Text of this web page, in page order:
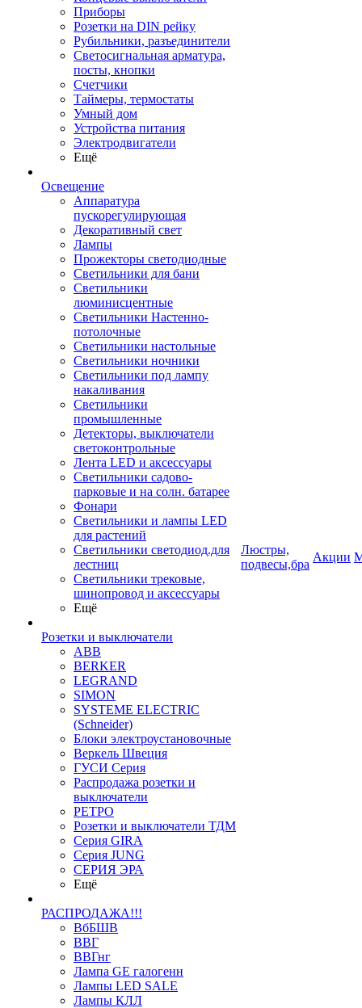
Приборы
Розетки на DIN рейку
Рубильники, разъединители
Светосигнальная арматура,
посты, кнопки
Счетчики
Таймеры, термостаты
Умный дом
Устройства питания
Электродвигатели
Ещё
Освещение
Аппаратура
пускорегулирующая
Декоративный свет
Лампы
Прожекторы светодиодные
Светильники для бани
Светильники
люминисцентные
Светильники Настенно-
потолочные
Светильники настольные
Светильники ночники
Светильники под лампу
накаливания
Светильники
промышленные
Детекторы, выключатели
светоконтрольные
Лента LED и аксессуары
Светильники садово-
парковые и на солн. батарее
Фонари
Светильники и лампы LED
для растений
Светильники светодиод.для
лестниц
Светильники трековые,
шинопровод и аксессуары
Ещё
Розетки и выключатели
ABB
BERKER
LEGRAND
SIMON
SYSTEME ELECTRIC
(Schneider)
Блоки электроустановочные
Веркель Швеция
ГУСИ Серия
Распродажа розетки и
выключатели
РЕТРО
Розетки и выключатели ТДМ
Серия GIRA
Серия JUNG
СЕРИЯ ЭРА
Ещё
РАСПРОДАЖА!!!
ВбБШВ
ВВГ
ВВГнг
Лампа GE галогенн
Лампы LED SALE
Лампы КЛЛ
Люстры,
подвесы,бра
Акции